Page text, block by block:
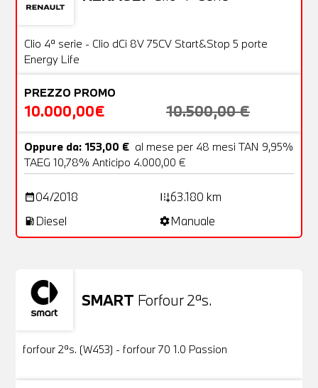
OFFERTA
Usato
Clio 4ª serie - Clio dCi 8V 75CV Start&Stop 5 porte
Energy Life
PREZZO PROMO
10.000,00€ 10.500,00 €
Oppure da: 153,00 € al mese per 48 mesi TAN 9,95%
TAEG 10,78% Anticipo 4.000,00 €
date_range04/2018 add_road63.180 km
local_gas_station Diesel settingsManuale
SMART Forfour 2ªs.
Usato
forfour 2ªs. (W453) - forfour 70 1.0 Passion